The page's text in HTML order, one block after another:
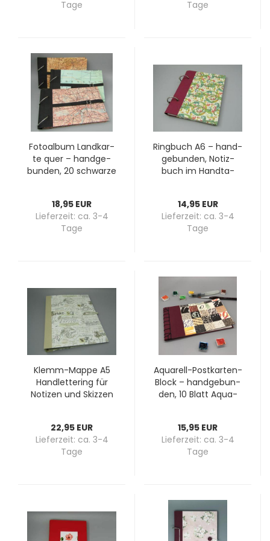
Tage Tage
Fo­to­al­bum Land­kar­
te quer – hand­ge­
bun­den, 20 schwar­ze
18,95 EUR
Lieferzeit: ca. 3-4
Tage
Ring­buch A6 – hand­
ge­bun­den, No­tiz­
buch im Hand­ta­
14,95 EUR
Lieferzeit: ca. 3-4
Tage
Klemm-​​Mappe A5
Hand­let­te­ring für
No­ti­zen und Skiz­zen
22,95 EUR
Lieferzeit: ca. 3-4
Tage
Aquarell-​​Postkarten-​
Block – hand­ge­bun­
den, 10 Blatt Aqua­
15,95 EUR
Lieferzeit: ca. 3-4
Tage